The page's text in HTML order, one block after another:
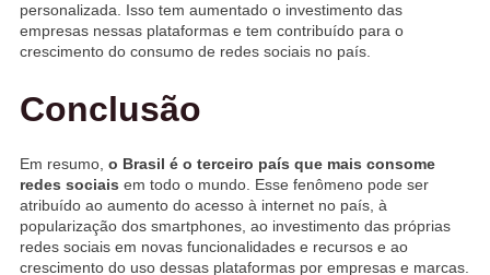
personalizada. Isso tem aumentado o investimento das
empresas nessas plataformas e tem contribuído para o
crescimento do consumo de redes sociais no país.
Conclusão
Em resumo, o Brasil é o terceiro país que mais consome
redes sociais em todo o mundo. Esse fenômeno pode ser
atribuído ao aumento do acesso à internet no país, à
popularização dos smartphones, ao investimento das próprias
redes sociais em novas funcionalidades e recursos e ao
crescimento do uso dessas plataformas por empresas e marcas.